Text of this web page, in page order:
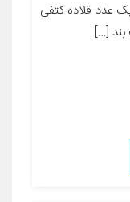
عدد قلاده کتفی
[…]